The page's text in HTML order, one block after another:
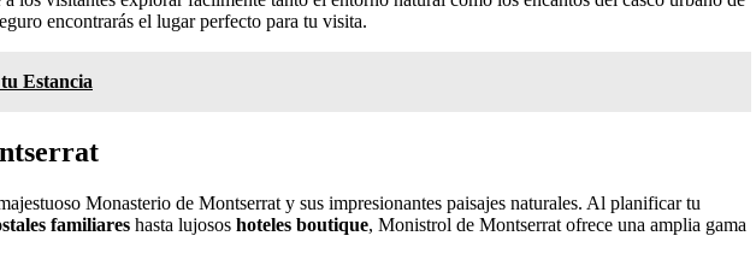
encontrarás el lugar perfecto para tu visita.
Estancia
Monasterio de Montserrat y sus impresionantes paisajes naturales. Al planificar tu
familiares hasta lujosos hoteles boutique, Monistrol de Montserrat ofrece una amplia gama